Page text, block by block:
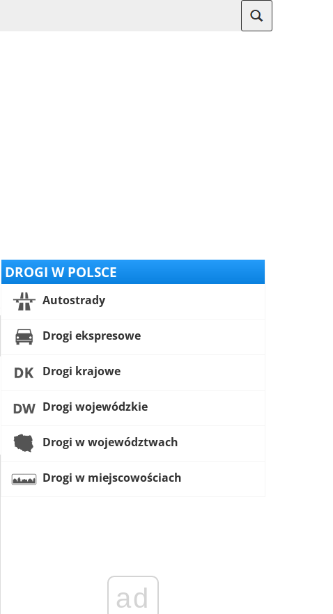
DROGI W POLSCE
Autostrady
Drogi ekspresowe
Drogi krajowe
Drogi wojewódzkie
Drogi w województwach
Drogi w miejscowościach
ad